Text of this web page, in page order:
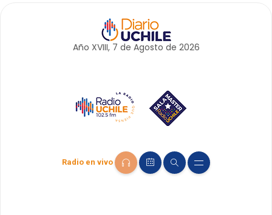
Año XVIII, 7 de Agosto de 2026
Radio en vivo